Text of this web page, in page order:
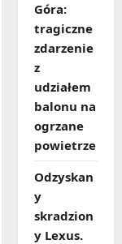
Góra:
tragiczne
zdarzenie
z
udziałem
balonu na
ogrzane
powietrze
Odzyskan
y
skradzion
y Lexus.